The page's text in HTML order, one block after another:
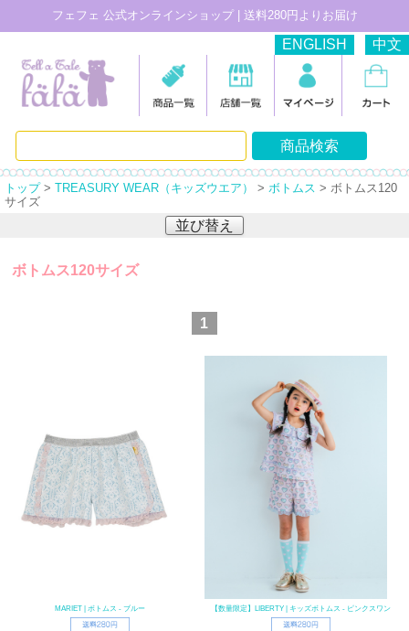
フェフェ 公式オンラインショップ | 送料280円よりお届け
ENGLISH 中文
トップ> TREASURY WEAR（キッズウエア） > ボトムス > ボトムス120
サイズ
並び替え
ボトムス120サイズ
1
MARIET | ボトムス - ブルー 【数量限定】LIBERTY | キッズボトムス - ピンクスワン